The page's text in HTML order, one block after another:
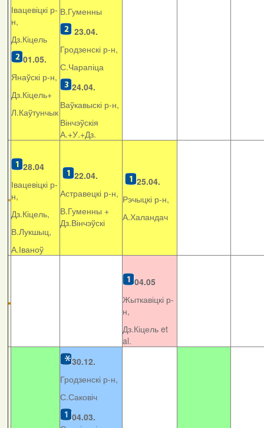
Івацевіцкі р-
н,
Дз.Кіцель
01.05.
Янаўскі р-н,
Дз.Кіцель+
Л.Каўтунчык
В.Гуменны
23.04.
Гродзенскі р-н,
С.Чарапіца
24.04.
Ваўкавыскі р-н,
Вінчэўскія
А.+У.+Дз.
28.04
Івацевіцкі р-
н,
Дз.Кіцель,
В.Лукшыц,
А.Іваноў
22.04.
Астравецкі р-н,
В.Гуменны +
Дз.Вінчэўскі
25.04.
Рэчыцкі р-н,
А.Халандач
04.05
Жыткавіцкі р-
н,
Дз.Кіцель et
al.
30.12.
Гродзенскі р-н,
С.Саковіч
04.03.